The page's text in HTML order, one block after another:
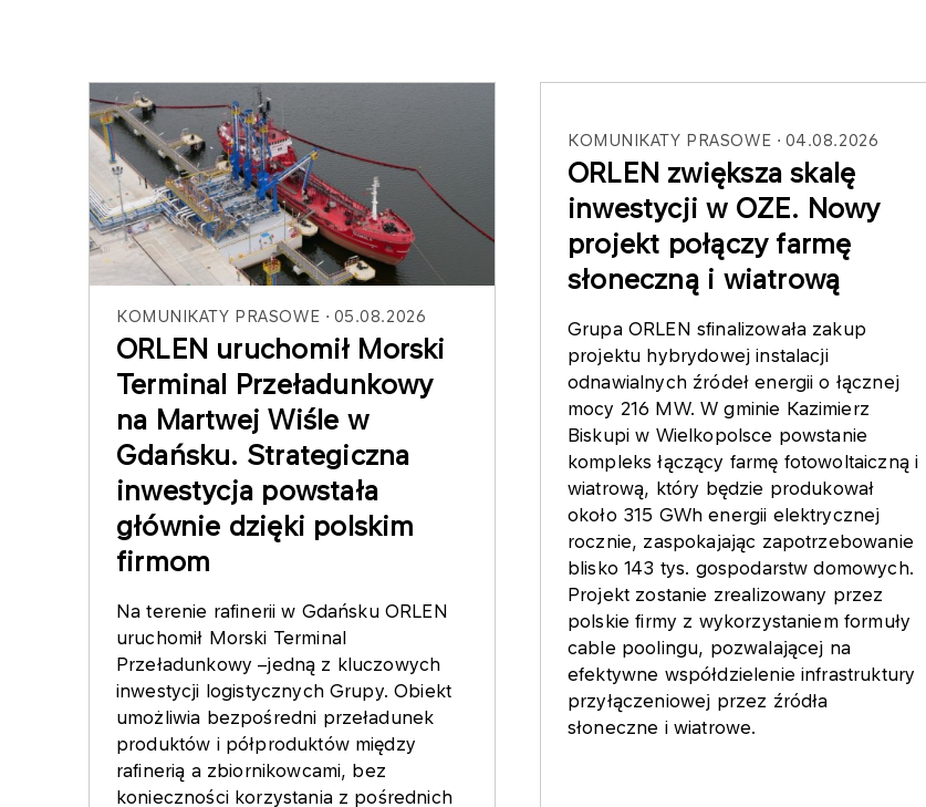
KOMUNIKATY PRASOWE 05.08.2026
ORLEN uruchomił Morski
Terminal Przeładunkowy
na Martwej Wiśle w
Gdańsku. Strategiczna
inwestycja powstała
głównie dzięki polskim
firmom
Na terenie rafinerii w Gdańsku ORLEN
uruchomił Morski Terminal
Przeładunkowy –jedną z kluczowych
inwestycji logistycznych Grupy. Obiekt
umożliwia bezpośredni przeładunek
produktów i półproduktów między
rafinerią a zbiornikowcami, bez
konieczności korzystania z pośrednich
KOMUNIKATY PRASOWE 04.08.2026
ORLEN zwiększa skalę
inwestycji w OZE. Nowy
projekt połączy farmę
słoneczną i wiatrową
Grupa ORLEN sfinalizowała zakup
projektu hybrydowej instalacji
odnawialnych źródeł energii o łącznej
mocy 216 MW. W gminie Kazimierz
Biskupi w Wielkopolsce powstanie
kompleks łączący farmę fotowoltaiczną i
wiatrową, który będzie produkował
około 315 GWh energii elektrycznej
rocznie, zaspokajając zapotrzebowanie
blisko 143 tys. gospodarstw domowych.
Projekt zostanie zrealizowany przez
polskie firmy z wykorzystaniem formuły
cable poolingu, pozwalającej na
efektywne współdzielenie infrastruktury
przyłączeniowej przez źródła
słoneczne i wiatrowe.